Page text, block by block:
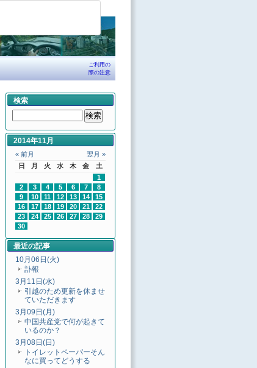
ご利用の
際の注意
検索
2014年11月
« 前月
翌月 »
日
月 火 水 木 金
土
1
2
3 4 5 6 7
8
9
10 11 12 13 14
15
16
17 18 19 20 21
22
23
24 25 26 27 28
29
30
最近の記事
10月06日(火)
訃報
3月11日(水)
引越のため更新を休ませ
ていただきます
3月09日(月)
中国共産党で何が起きて
いるのか？
3月08日(日)
トイレットペーパーそん
なに買ってどうする